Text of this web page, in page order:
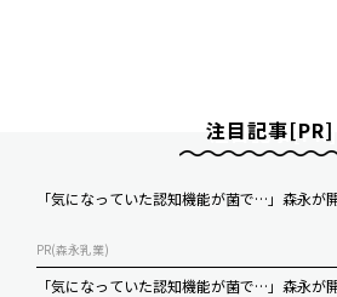
注目記事[PR]
「気になっていた認知機能が菌で…」森永が
PR(森永乳業)
「気になっていた認知機能が菌で…」森永が